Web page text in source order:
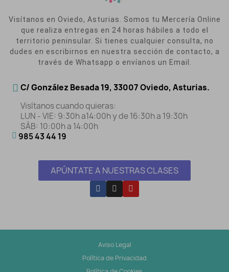
Visítanos en Oviedo, Asturias. Somos tu Mercería Online
que realiza entregas en 24 horas hábiles a todo el
territorio peninsular. Si tienes cualquier consulta, no
dudes en escribirnos en nuestra sección de contacto, a
través de Whatsapp o envíanos un Email.
C/ González Besada 19, 33007 Oviedo, Asturias.
Visítanos cuando quieras:
LUN - VIE: 9:30h a14:00h y de 16:30h a 19:30h
SÁB: 10:00h a 14:00h
985 43 44 19
APÚNTATE A NUESTRAS CLASES
Aviso Legal
Política de Privacidad